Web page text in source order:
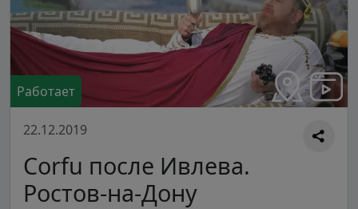
Работает
22.12.2019
Corfu после Ивлева.
Ростов-на-Дону